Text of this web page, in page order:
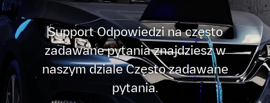
Support Odpowiedzi na często
zadawane pytania znajdziesz w
naszym dziale Często zadawane
pytania.